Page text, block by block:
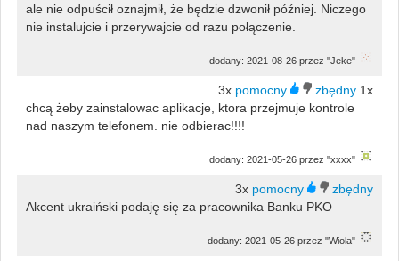
ale nie odpuścił oznajmił, że będzie dzwonił później. Niczego
nie instalujcie i przerywajcie od razu połączenie.
dodany: 2021-08-26 przez "Jeke"
3x
1x
chcą żeby zainstalowac aplikacje, ktora przejmuje kontrole
nad naszym telefonem. nie odbierac!!!!
dodany: 2021-05-26 przez "xxxx"
3x
Akcent ukraiński podaję się za pracownika Banku PKO
dodany: 2021-05-26 przez "Wiola"